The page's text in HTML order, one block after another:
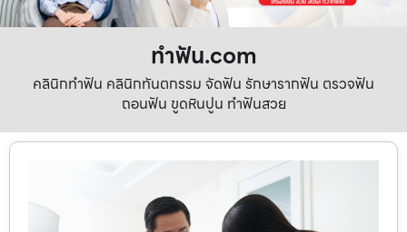
ทําฟัน.com
คลินิกทำฟัน คลินิกทันตกรรม จัดฟัน รักษารากฟัน ตรวจฟัน
ถอนฟัน ขูดหินปูน ทำฟันสวย